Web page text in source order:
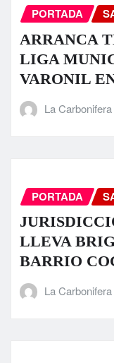
PORTADA
ARRANCA
LIGA
VARONIL
La Carbonifera
PORTADA
LLEVA
BARRIO
La Carbonifera